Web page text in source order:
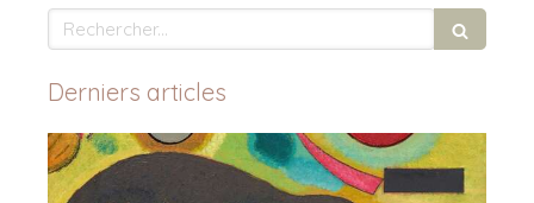
Rechercher
Derniers articles